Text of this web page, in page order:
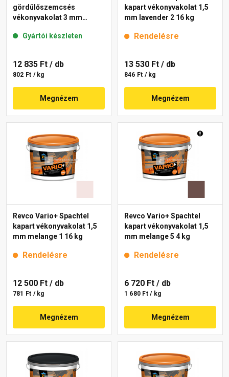
gördülőszemcsés
vékonyvakolat 3 mm
Gyártói készleten
12 835 Ft / db
802 Ft / kg
Megnézem
kapart vékonyvakolat 1,5
mm lavender 2 16 kg
Rendelésre
13 530 Ft / db
846 Ft / kg
Megnézem
Revco Vario+ Spachtel
kapart vékonyvakolat 1,5
mm melange 1 16 kg
Rendelésre
12 500 Ft / db
781 Ft / kg
Megnézem
Revco Vario+ Spachtel
kapart vékonyvakolat 1,5
mm melange 5 4 kg
Rendelésre
6 720 Ft / db
1 680 Ft / kg
Megnézem